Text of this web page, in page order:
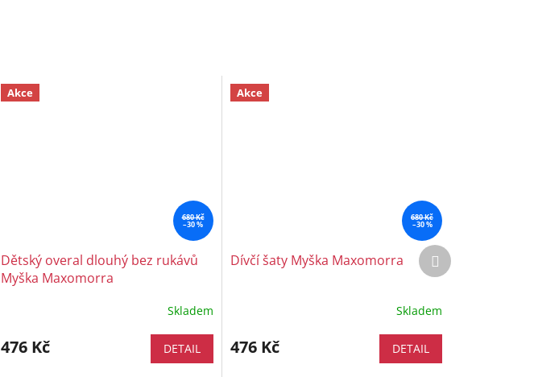
Akce
680 Kč
–30 %
Dětský overal dlouhý bez rukávů
Myška Maxomorra
produktu
Skladem
476 Kč DETAIL
Akce
680 Kč
–30 %
Dívčí šaty Myška Maxomorra
Skladem
476 Kč DETAIL
Další
produkt